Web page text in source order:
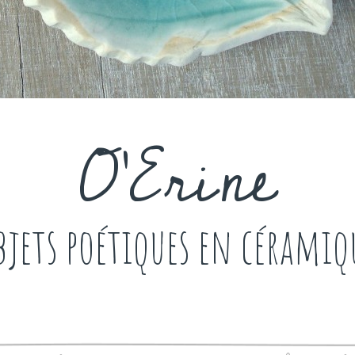
O'Erine
poétiques en